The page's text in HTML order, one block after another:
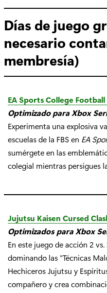
Días de juego
necesario
membresía)
EA Sports College Football
Optimizado para Xbox
Experimenta una explosiva
escuelas de la FBS en EA
sumérgete en las
colegial mientras persigues
Jujutsu Kaisen Cursed
Optimizados para Xbox
En este juego de acción 2
dominando las "Técnicas
Hechiceros Jujutsu y
compañero y crea